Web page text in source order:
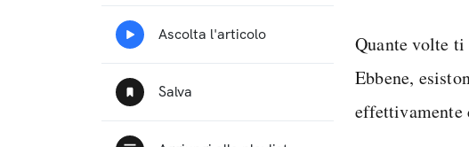
Quante volte
Ebbene,
effettivamente